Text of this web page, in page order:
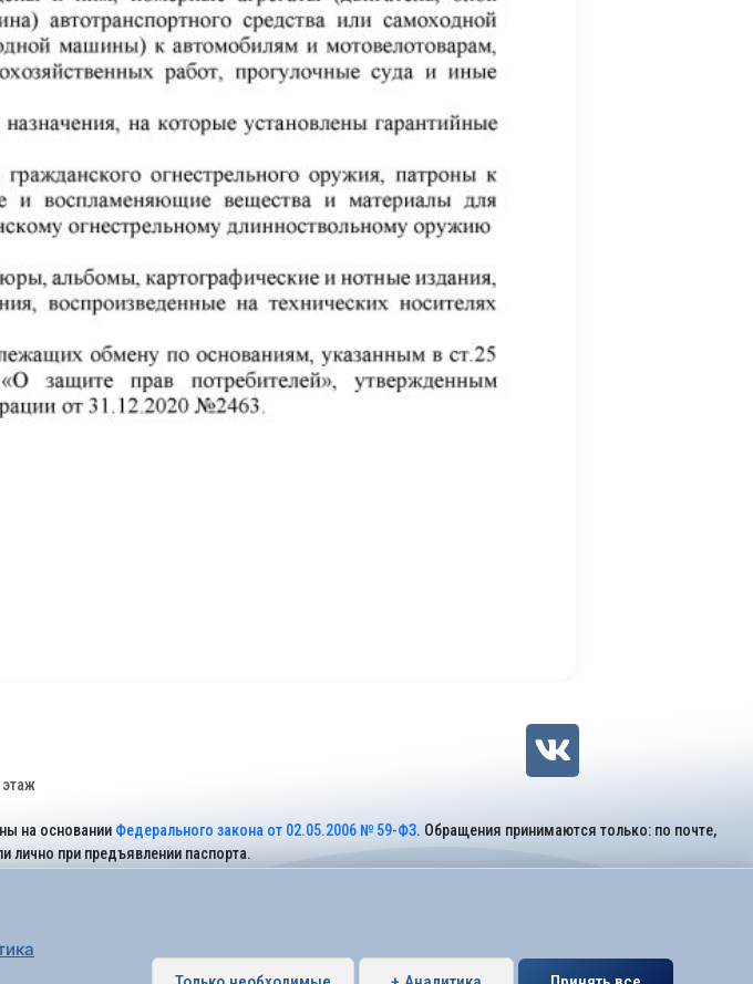
этаж
на основании Федерального закона от 02.05.2006 № 59-ФЗ. Обращения принимаются только: по почте,
лично при предъявлении паспорта.